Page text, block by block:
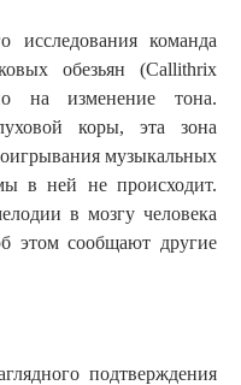
исследования команда
обезьян (Callithrix
на изменение тона.
коры, эта зона
музыкальных
в ней не происходит.
в мозгу человека
этом сообщают другие
подтверждения